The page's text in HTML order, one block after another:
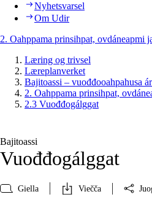
Nyhetsvarsel
Om Udir
2. Oahppama prinsihpat, ovdáneapmi
Læring og trivsel
Læreplanverket
Bajitoassi – vuođđooahpahusa
2. Oahppama prinsihpat,
2.3 Vuođđogálggat
Bajitoassi
Vuođđogálggat
Giella Viečča